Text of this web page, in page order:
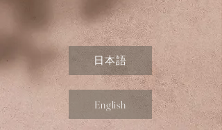
日本語
English